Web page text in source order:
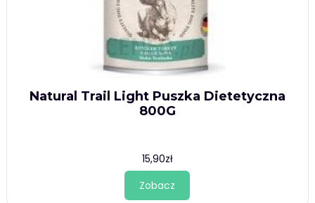
Natural Trail Light Puszka Dietetyczna
800G
15,90zł
Zobacz